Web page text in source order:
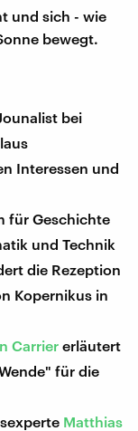
und sich - wie
bewegt.
bei
Interessen und
für Geschichte
und Technik
die Rezeption
Kopernikus in
Carrier erläutert
für die
Matthias